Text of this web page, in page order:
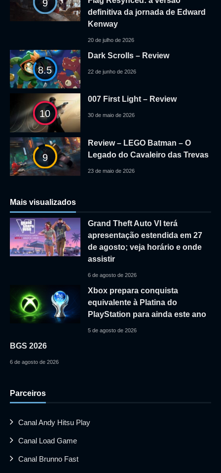
9
definitiva da jornada de Edward
Kenway
20 de julho de 2026
8.5
Dark Scrolls – Review
22 de junho de 2026
10
007 First Light – Review
30 de maio de 2026
9
Review – LEGO Batman – O
Legado do Cavaleiro das Trevas
23 de maio de 2026
Mais visualizados
Grand Theft Auto VI terá
apresentação estendida em 27
de agosto; veja horário e onde
assistir
6 de agosto de 2026
Xbox prepara conquista
equivalente à Platina do
PlayStation para ainda este ano
5 de agosto de 2026
BGS 2026
6 de agosto de 2026
Parceiros
Canal Andy Hitsu Play
Canal Load Game
Canal Brunno Fast